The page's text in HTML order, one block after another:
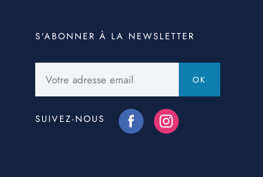
S'ABONNER À LA NEWSLETTER
adresse
email
OK
SUIVEZ-NOUS